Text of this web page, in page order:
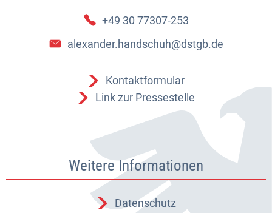
+49 30 77307-253
alexander.handschuh@dstgb.de
Kontaktformular
Link zur Pressestelle
Weitere Informationen
Datenschutz